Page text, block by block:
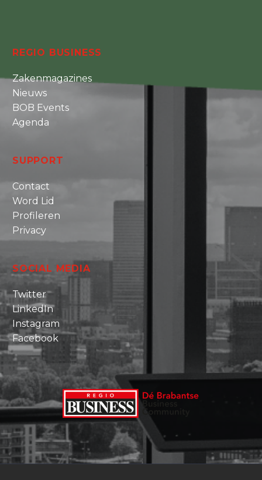
REGIO BUSINESS
Zakenmagazines
Nieuws
BOB Events
Agenda
SUPPORT
Contact
Word Lid
Profileren
Privacy
SOCIAL MEDIA
Twitter
LinkedIn
Instagram
Facebook